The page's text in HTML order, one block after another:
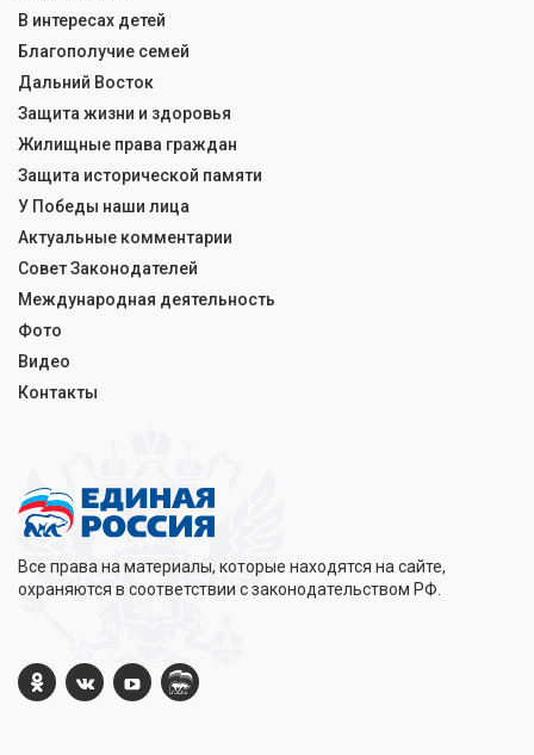
Все права на материалы, которые находятся на сайте,
охраняются в соответствии с законодательством РФ.
В интересах детей
Благополучие семей
Дальний Восток
Защита жизни и здоровья
Жилищные права граждан
Защита исторической памяти
У Победы наши лица
Актуальные комментарии
Совет Законодателей
Международная деятельность
Фото
Видео
Контакты